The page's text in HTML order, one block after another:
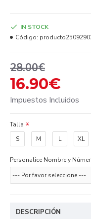
16.90€
28.00€
Impuestos Incluidos
IN STOCK
Código:
Talla
S
M L XL
Personalice Nombre y
DESCRIPCIÓN